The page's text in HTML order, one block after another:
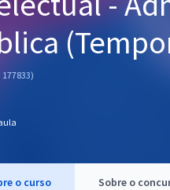
177833)
o curso Sobre o